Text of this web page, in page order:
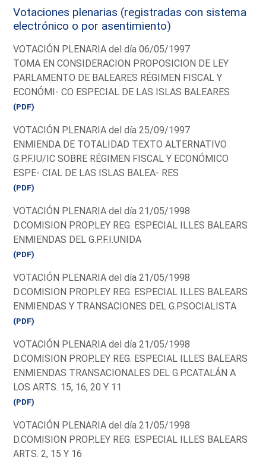
Votaciones plenarias (registradas con sistema
electrónico o por asentimiento)
VOTACIÓN PLENARIA del día 06/05/1997
TOMA EN CONSIDERACION PROPOSICION DE LEY
PARLAMENTO DE BALEARES RÉGIMEN FISCAL Y
ECONÓMI- CO ESPECIAL DE LAS ISLAS BALEARES
(PDF)
VOTACIÓN PLENARIA del día 25/09/1997
ENMIENDA DE TOTALIDAD TEXTO ALTERNATIVO
G.P.F.IU/IC SOBRE RÉGIMEN FISCAL Y ECONÓMICO
ESPE- CIAL DE LAS ISLAS BALEA- RES
(PDF)
VOTACIÓN PLENARIA del día 21/05/1998
D.COMISION PROP.LEY REG. ESPECIAL ILLES BALEARS
ENMIENDAS DEL G.P.F.I.UNIDA
(PDF)
VOTACIÓN PLENARIA del día 21/05/1998
D.COMISION PROP.LEY REG. ESPECIAL ILLES BALEARS
ENMIENDAS Y TRANSACIONES DEL G.P.SOCIALISTA
(PDF)
VOTACIÓN PLENARIA del día 21/05/1998
D.COMISION PROP.LEY REG. ESPECIAL ILLES BALEARS
ENMIENDAS TRANSACIONALES DEL G.P.CATALÁN A
LOS ARTS. 15, 16, 20 Y 11
(PDF)
VOTACIÓN PLENARIA del día 21/05/1998
D.COMISION PROP.LEY REG. ESPECIAL ILLES BALEARS
ARTS. 2, 15 Y 16